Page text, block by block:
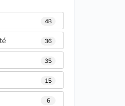
48
36
35
15
6